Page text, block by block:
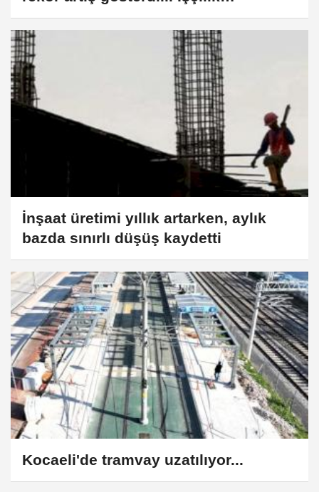
maliyetleri yine zirvede
İnşaat üretimi yıllık artarken, aylık
bazda sınırlı düşüş kaydetti
Kocaeli'de tramvay uzatılıyor...